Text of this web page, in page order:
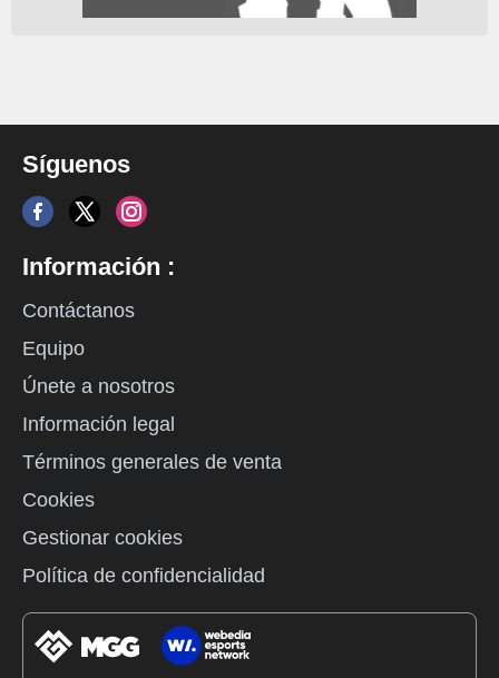
Síguenos
Información :
Contáctanos
Equipo
Únete a nosotros
Información legal
Términos generales de venta
Cookies
Gestionar cookies
Política de confidencialidad